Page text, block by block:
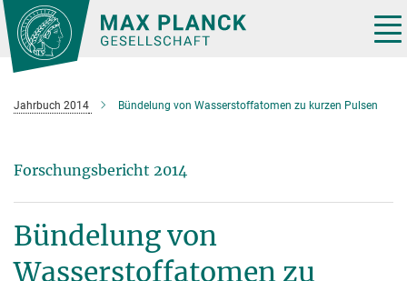
Hauptinhalt
Jahrbuch 2014 Bündelung von Wasserstoffatomen zu kurzen Pulsen
Forschungsbericht 2014
Bündelung von
Wasserstoffatomen zu